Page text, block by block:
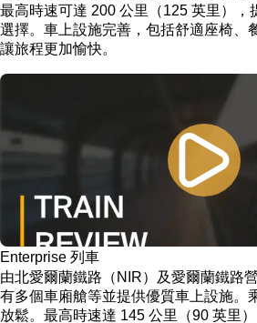
最高時速可達 200 公里（125 英里），
選擇。車上設施完善，包括舒適座椅、
讓旅程更加愉快。
Enterprise 列車
由北愛爾蘭鐵路（NIR）及愛爾蘭鐵路
有多個車廂艙等並提供優質車上設施。
放鬆。最高時速達 145 公里（90 英里